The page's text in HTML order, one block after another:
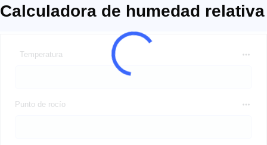
Calculadora de humedad relativa
Temperatura
Punto de rocío